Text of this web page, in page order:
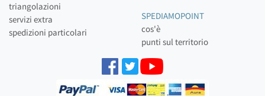
triangolazioni
servizi extra
spedizioni particolari
SPEDIAMOPOINT
cos'è
punti sul territorio